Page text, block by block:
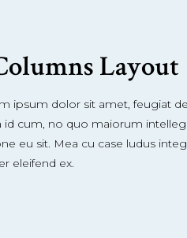
Layout
ipsum dolor sit amet, feugiat
id cum, no quo maiorum
eu sit. Mea cu case ludus
eleifend ex.